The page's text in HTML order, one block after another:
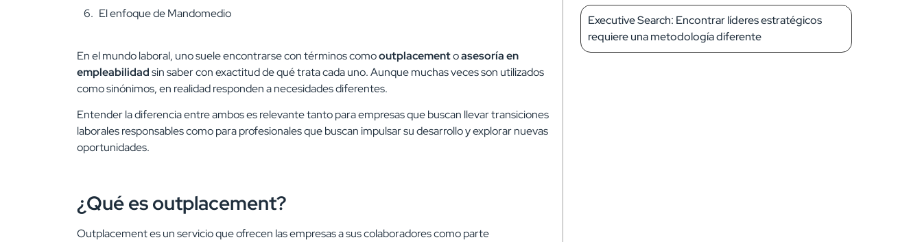
El enfoque de Mandomedio
En el mundo laboral, uno suele encontrarse con términos comooutplacementoasesoría en
empleabilidadsin saber con exactitud de qué trata cada uno. Aunque muchas veces son utilizados
como sinónimos, en realidad responden a necesidades diferentes.
Entender la diferencia entre ambos es relevante tanto para empresas que buscan llevar transiciones
laborales responsables como para profesionales que buscan impulsar su desarrollo y explorar nuevas
oportunidades.
¿Qué es outplacement?
Outplacement es un servicio que ofrecen las empresas a sus colaboradores como parte
Executive Search: Encontrar líderes estratégicos
requiere una metodología diferente